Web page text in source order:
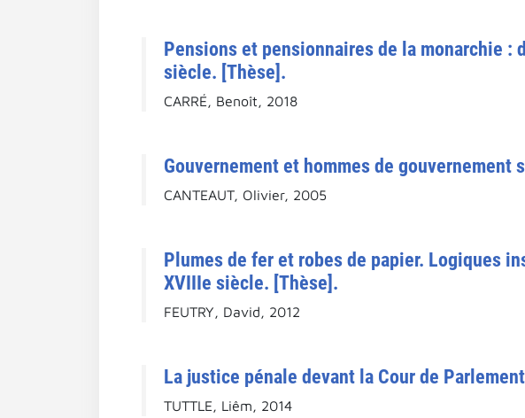
Pensions et pensionnaires de la monarchie :
siècle. [Thèse].
CARRÉ, Benoît, 2018
Gouvernement et hommes de
CANTEAUT, Olivier, 2005
Plumes de fer et robes de papier. Logiques
XVIIIe siècle. [Thèse].
FEUTRY, David, 2012
La justice pénale devant la Cour de
TUTTLE, Liêm, 2014